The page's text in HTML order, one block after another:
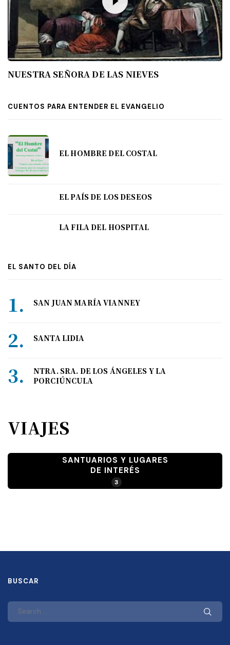
NUESTRA SEÑORA DE LAS NIEVES
CUENTOS PARA ENTENDER EL EVANGELIO
EL HOMBRE DEL COSTAL
EL PAÍS DE LOS DESEOS
LA FILA DEL HOSPITAL
EL SANTO DEL DÍA
SAN JUAN MARÍA VIANNEY
SANTA LIDIA
NTRA. SRA. DE LOS ÁNGELES Y LA
PORCIÚNCULA
VIAJES
SANTUARIOS Y LUGARES
DE INTERÉS
3
BUSCAR